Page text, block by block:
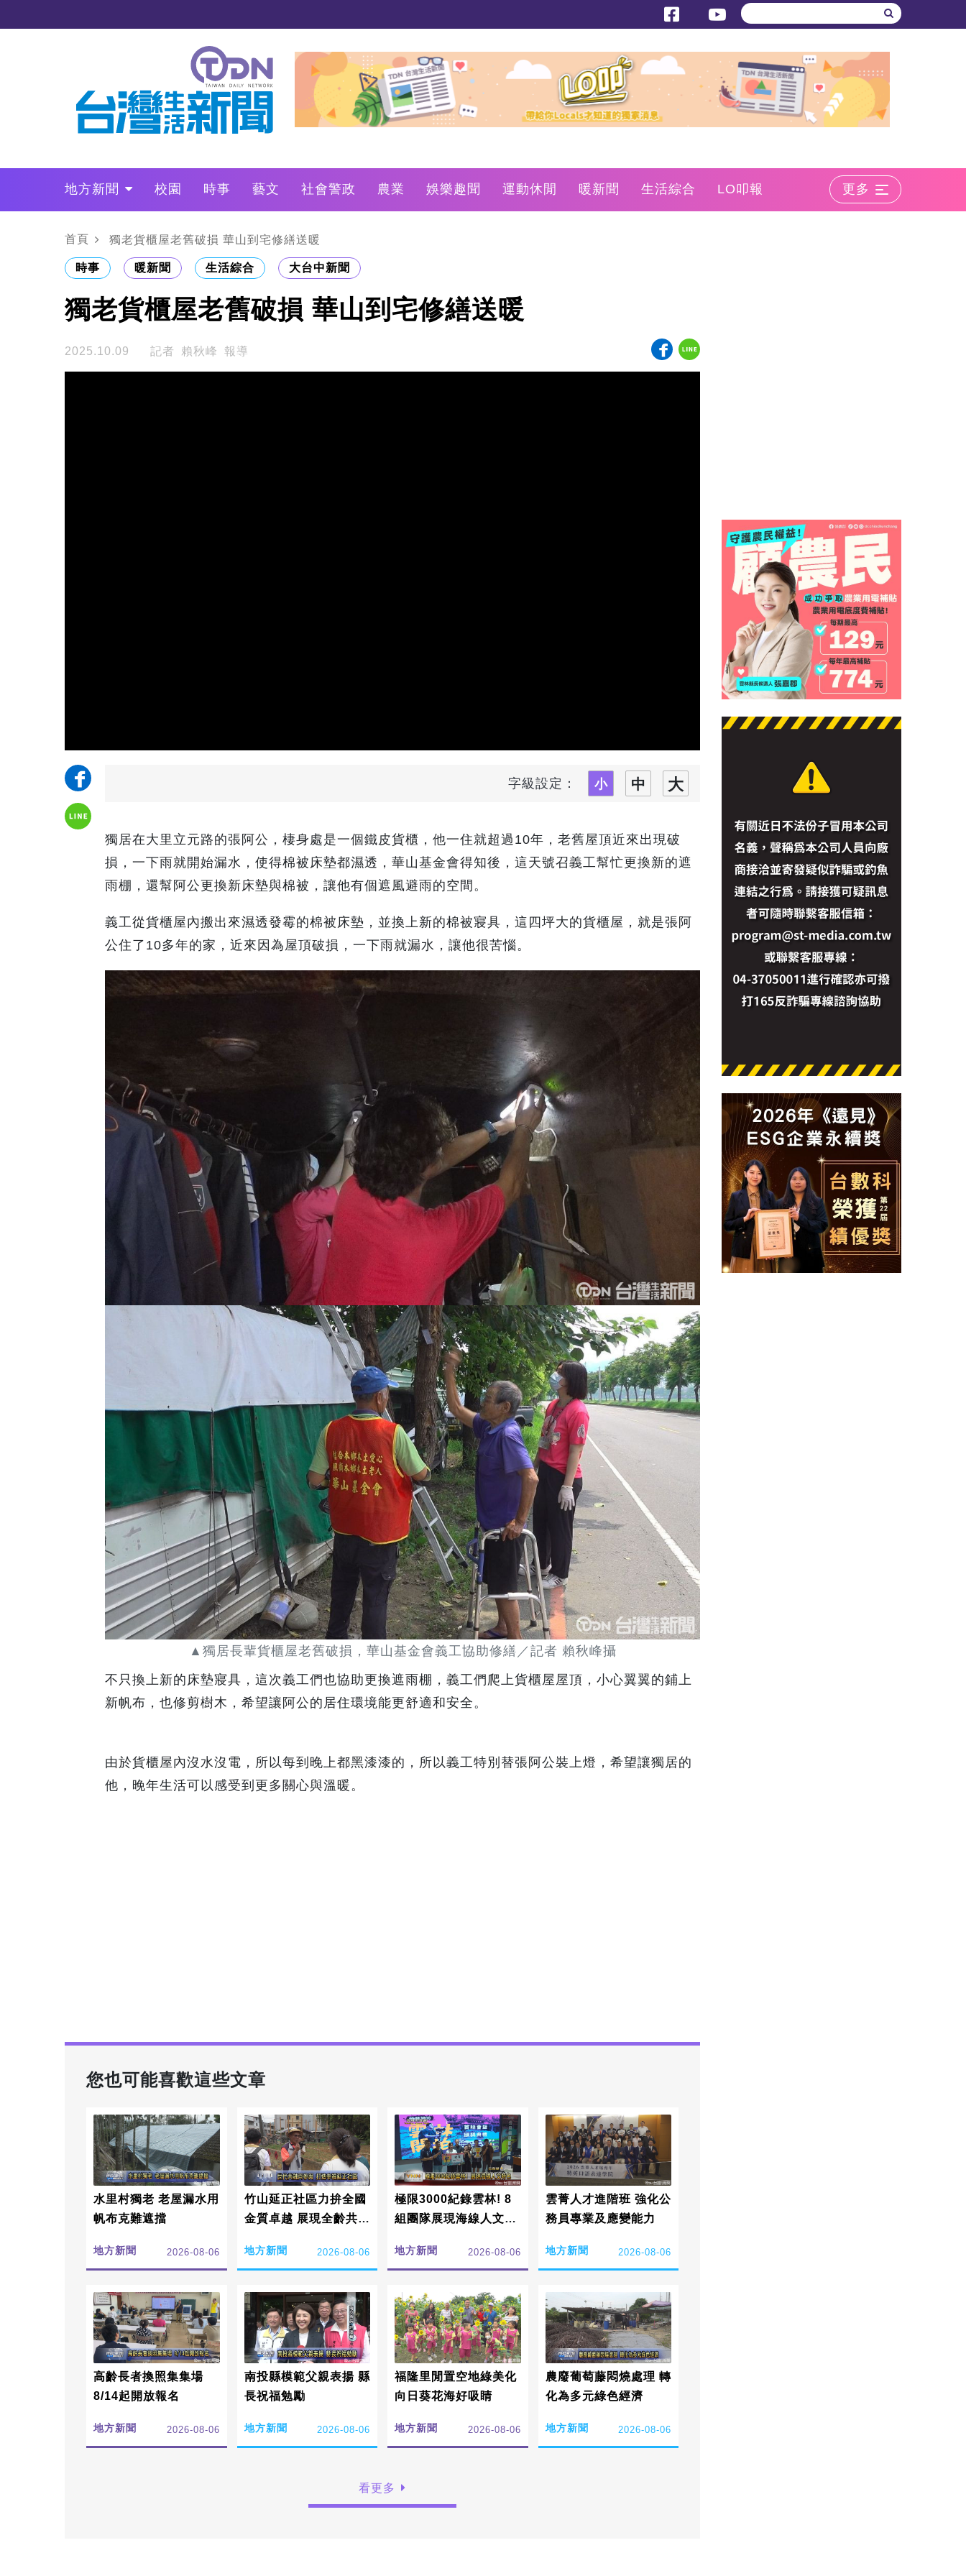
地方新聞 校園 時事 藝文 社會警政 農業 娛樂趣聞 運動休閒 暖新聞 生活綜合
LO叩報
政治
財經 LO叩敲敲門
更多
首頁 獨老貨櫃屋老舊破損 華山到宅修繕送暖
時事 暖新聞 生活綜合 大台中新聞
獨老貨櫃屋老舊破損 華山到宅修繕送暖
2025.10.09 記者 賴秋峰 報導
字級設定：
獨居在大里立元路的張阿公，棲身處是一個鐵皮貨櫃，他一住就超過10年，老舊屋頂近來出現破
損，一下雨就開始漏水，使得棉被床墊都濕透，華山基金會得知後，這天號召義工幫忙更換新的遮
雨棚，還幫阿公更換新床墊與棉被，讓他有個遮風避雨的空間。
義工從貨櫃屋內搬出來濕透發霉的棉被床墊，並換上新的棉被寢具，這四坪大的貨櫃屋，就是張阿
公住了10多年的家，近來因為屋頂破損，一下雨就漏水，讓他很苦惱。
▲獨居長輩貨櫃屋老舊破損，華山基金會義工協助修繕／記者 賴秋峰攝
不只換上新的床墊寢具，這次義工們也協助更換遮雨棚，義工們爬上貨櫃屋屋頂，小心翼翼的鋪上
新帆布，也修剪樹木，希望讓阿公的居住環境能更舒適和安全。
由於貨櫃屋內沒水沒電，所以每到晚上都黑漆漆的，所以義工特別替張阿公裝上燈，希望讓獨居的
他，晚年生活可以感受到更多關心與溫暖。
您也可能喜歡這些文章
水里村獨老 老屋漏水用
帆布克難遮擋
地方新聞 2026-08-06
竹山延正社區力拚全國
金質卓越 展現全齡共融
地方新聞 2026-08-06
極限3000紀錄雲林! 8
組團隊展現海線人文特
地方新聞 2026-08-06
雲菁人才進階班 強化公
務員專業及應變能力
地方新聞 2026-08-06
高齡長者換照集集場
8/14起開放報名
地方新聞 2026-08-06
南投縣模範父親表揚 縣
長祝福勉勵
地方新聞 2026-08-06
福隆里閒置空地綠美化
向日葵花海好吸睛
地方新聞 2026-08-06
農廢葡萄藤悶燒處理 轉
化為多元綠色經濟
地方新聞 2026-08-06
看更多